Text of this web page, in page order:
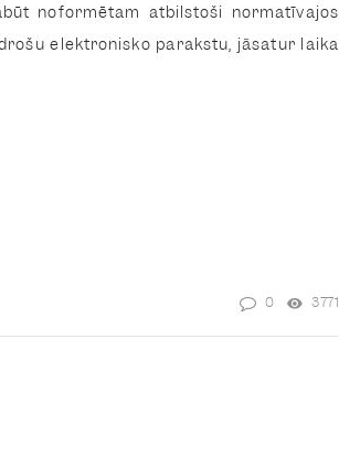
noformētam atbilstoši normatīvajos
elektronisko parakstu, jāsatur laika
0 3771